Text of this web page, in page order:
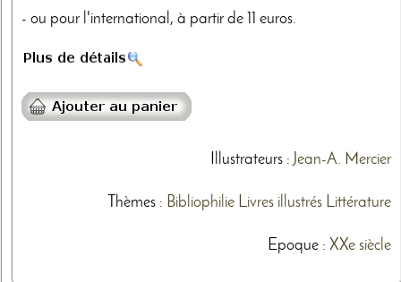
- ou pour l'international, à partir de 11 euros.
Illustrateurs: Jean-A. Mercier
Thèmes: Bibliophilie Livres illustrés Littérature
Epoque : XXe siècle